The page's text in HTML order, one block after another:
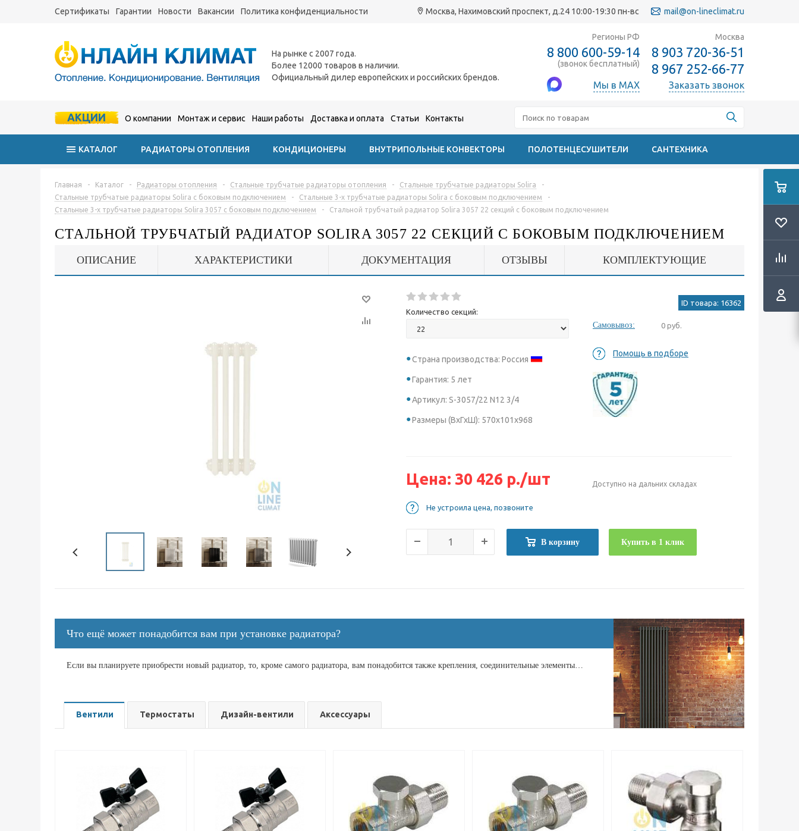
Сертификаты Гарантии Новости Вакансии Политика конфиденциальности Москва, Нахимовский проспект, д.24 10:00-19:30 пн-вс mail@on-lineclimat.ru
На рынке с 2007 года.
Более 12000 товаров в наличии.
Официальный дилер европейских и российских брендов.
Регионы РФ
8 800 600-59-14
(звонок бесплатный)
Мы в MAX
Москва
8 903 720-36-51
8 967 252-66-77
Заказать звонок
АКЦИИ О компании Монтаж и сервис Наши работы Доставка и оплата Статьи Контакты
КАТАЛОГ РАДИАТОРЫ ОТОПЛЕНИЯ КОНДИЦИОНЕРЫ ВНУТРИПОЛЬНЫЕ КОНВЕКТОРЫ ПОЛОТЕНЦЕСУШИТЕЛИ САНТЕХНИКА
Главная - Каталог - Радиаторы отопления - Стальные трубчатые радиаторы отопления - Стальные трубчатые радиаторы Solira
-
Стальные трубчатые радиаторы Solira с боковым подключением
- Стальные 3-х трубчатые радиаторы Solira с боковым подключением
-
Стальные 3-х трубчатые радиаторы Solira 3057 с боковым подключением
- Стальной трубчатый радиатор Solira 3057 22 секций с боковым подключением
СТАЛЬНОЙ ТРУБЧАТЫЙ РАДИАТОР SOLIRA 3057 22 СЕКЦИЙ С БОКОВЫМ ПОДКЛЮЧЕНИЕМ
ОПИСАНИЕ ХАРАКТЕРИСТИКИ ДОКУМЕНТАЦИЯ ОТЗЫВЫ КОМПЛЕКТУЮЩИЕ
Количество секций:
Страна производства: Россия
Гарантия: 5 лет
Артикул: S-3057/22 N12 3/4
Размеры (ВхГхШ): 570х101х968
ID товара: 16362
Самовывоз: 0 руб.
Помощь в подборе
Цена: 30 426 р./шт Доступно на дальних складах
Не устроила цена, позвоните
В корзину Купить в 1 клик
Что ещё может понадобится вам при установке радиатора?
Если вы планируете приобрести новый радиатор, то, кроме самого радиатора, вам понадобится также крепления, соединительные элементы…
Вентили Термостаты Дизайн-вентили Аксессуары